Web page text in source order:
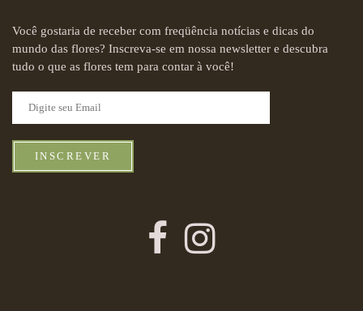
Você gostaria de receber com freqüência notícias e dicas do
mundo das flores? Inscreva-se em nossa newsletter e descubra
tudo o que as flores tem para contar à você!
INSCREVER